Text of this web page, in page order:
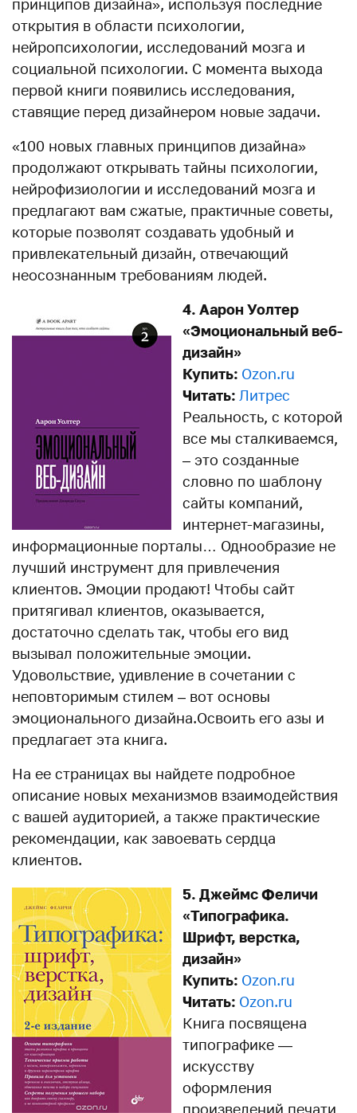
принципов дизайна», используя последние
открытия в области психологии,
нейропсихологии, исследований мозга и
социальной психологии. С момента выхода
первой книги появились исследования,
ставящие перед дизайнером новые задачи.
«100 новых главных принципов дизайна»
продолжают открывать тайны психологии,
нейрофизиологии и исследований мозга и
предлагают вам сжатые, практичные советы,
которые позволят создавать удобный и
привлекательный дизайн, отвечающий
неосознанным требованиям людей.
4. Аарон Уолтер
«Эмоциональный веб-
дизайн»
Купить: Ozon.ru
Читать: Литрес
Реальность, с которой
все мы сталкиваемся,
– это созданные
словно по шаблону
сайты компаний,
интернет-магазины,
информационные порталы… Однообразие не
лучший инструмент для привлечения
клиентов. Эмоции продают! Чтобы сайт
притягивал клиентов, оказывается,
достаточно сделать так, чтобы его вид
вызывал положительные эмоции.
Удовольствие, удивление в сочетании с
неповторимым стилем – вот основы
эмоционального дизайна.Освоить его азы и
предлагает эта книга.
На ее страницах вы найдете подробное
описание новых механизмов взаимодействия
с вашей аудиторией, а также практические
рекомендации, как завоевать сердца
клиентов.
5. Джеймс Феличи
«Типографика.
Шрифт, верстка,
дизайн»
Купить: Ozon.ru
Читать: Ozon.ru
Книга посвящена
типографике —
искусству
оформления
произведений печати